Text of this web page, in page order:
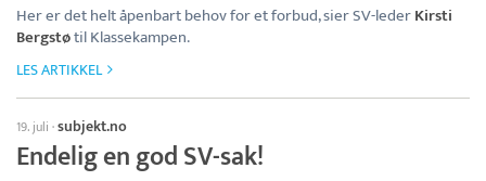
Her er det helt åpenbart behov for et forbud, sier SV-lederKirsti
Bergstøtil Klassekampen.
LES ARTIKKEL
19. juli ·subjekt.no
Endelig en god SV-sak!